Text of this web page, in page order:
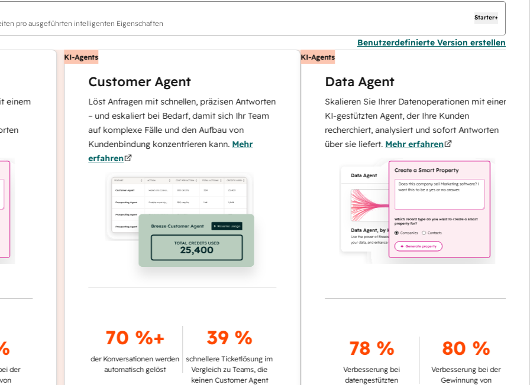
pro ausgeführten intelligenten Eigenschaften
Starter+
Benutzerdefinierte Version erstellen
KI-Agents
Customer Agent
Löst Anfragen mit schnellen, präzisen Antworten
– und eskaliert bei Bedarf, damit sich Ihr Team
auf komplexe Fälle und den Aufbau von
Kundenbindung konzentrieren kann. Mehr
erfahren
70 %+
der Konversationen werden
automatisch gelöst
39 %
schnellere Ticketlösung im
Vergleich zu Teams, die
keinen Customer Agent
KI-Agents
Data Agent
Skalieren Sie Ihrer Datenoperationen mit einem
KI-gestützten Agent, der Ihre Kunden
recherchiert, analysiert und sofort Antworten
über sie liefert.Mehr erfahren
78 %
Verbesserung bei
datengestützten
80 %
Verbesserung bei der
Gewinnung von